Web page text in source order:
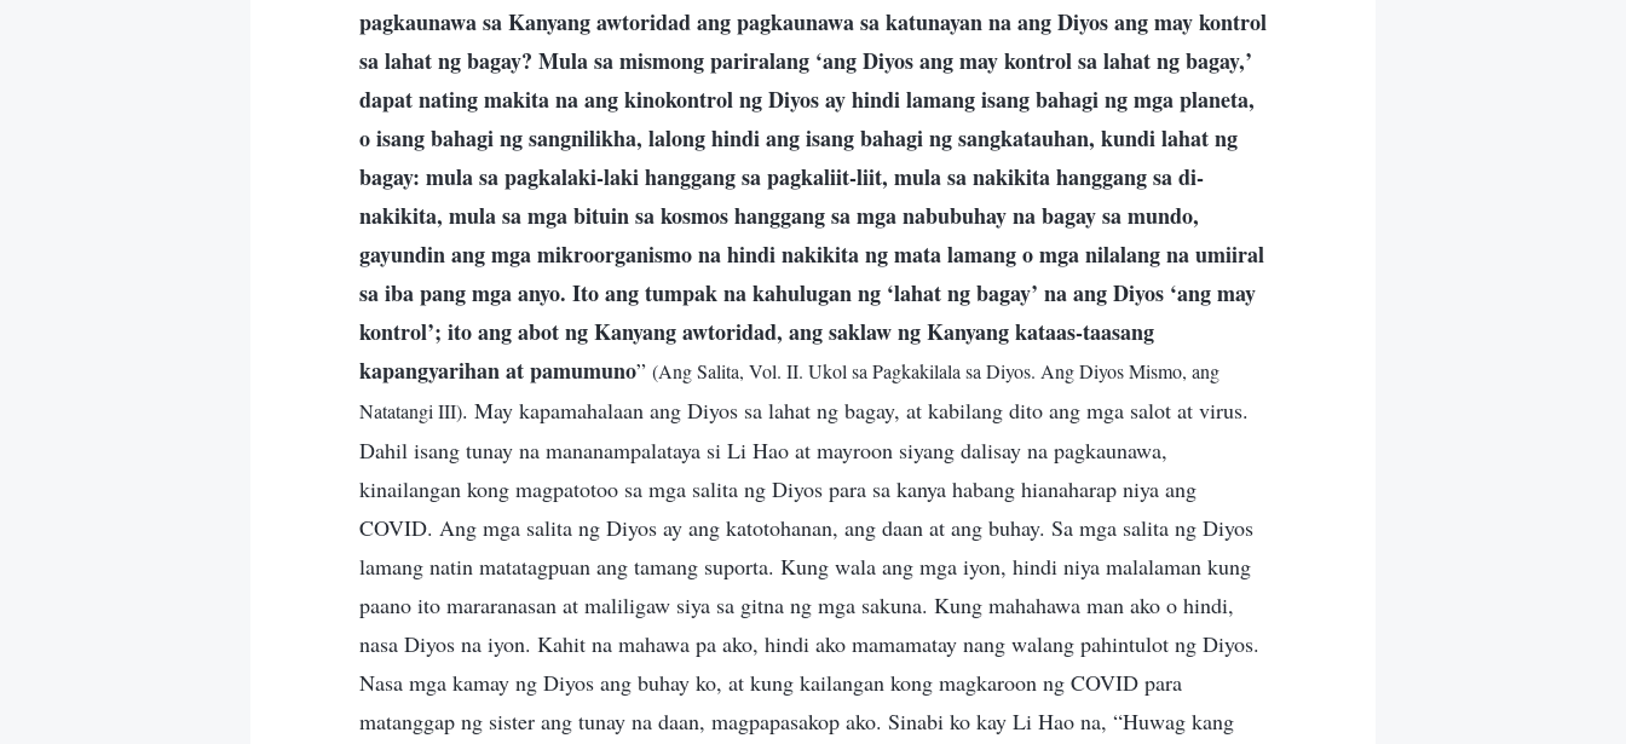
pagkaunawa sa Kanyang awtoridad ang pagkaunawa sa katunayan na ang Diyos ang may kontrol
sa lahat ng bagay? Mula sa mismong pariralang ‘ang Diyos ang may kontrol sa lahat ng bagay,’
dapat nating makita na ang kinokontrol ng Diyos ay hindi lamang isang bahagi ng mga planeta,
o isang bahagi ng sangnilikha, lalong hindi ang isang bahagi ng sangkatauhan, kundi lahat ng
bagay: mula sa pagkalaki-laki hanggang sa pagkaliit-liit, mula sa nakikita hanggang sa di-
nakikita, mula sa mga bituin sa kosmos hanggang sa mga nabubuhay na bagay sa mundo,
gayundin ang mga mikroorganismo na hindi nakikita ng mata lamang o mga nilalang na umiiral
sa iba pang mga anyo. Ito ang tumpak na kahulugan ng ‘lahat ng bagay’ na ang Diyos ‘ang may
kontrol’; ito ang abot ng Kanyang awtoridad, ang saklaw ng Kanyang kataas-taasang
kapangyarihan at pamumuno” (Ang Salita, Vol. II. Ukol sa Pagkakilala sa Diyos. Ang Diyos Mismo, ang
Natatangi III). May kapamahalaan ang Diyos sa lahat ng bagay, at kabilang dito ang mga salot at virus.
Dahil isang tunay na mananampalataya si Li Hao at mayroon siyang dalisay na pagkaunawa,
kinailangan kong magpatotoo sa mga salita ng Diyos para sa kanya habang hianaharap niya ang
COVID. Ang mga salita ng Diyos ay ang katotohanan, ang daan at ang buhay. Sa mga salita ng Diyos
lamang natin matatagpuan ang tamang suporta. Kung wala ang mga iyon, hindi niya malalaman kung
paano ito mararanasan at maliligaw siya sa gitna ng mga sakuna. Kung mahahawa man ako o hindi,
nasa Diyos na iyon. Kahit na mahawa pa ako, hindi ako mamamatay nang walang pahintulot ng Diyos.
Nasa mga kamay ng Diyos ang buhay ko, at kung kailangan kong magkaroon ng COVID para
matanggap ng sister ang tunay na daan, magpapasakop ako. Sinabi ko kay Li Hao na, “Huwag kang